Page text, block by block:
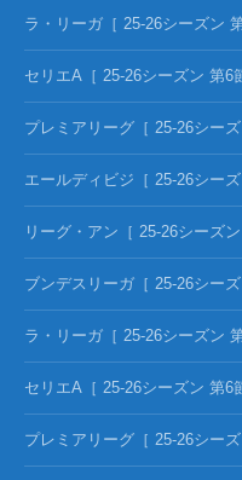
ラ・リーガ［ 25-26シーズン
セリエA［ 25-26シーズン 第
プレミアリーグ［ 25-26シー
エールディビジ［ 25-26シー
リーグ・アン［ 25-26シーズ
ブンデスリーガ［ 25-26シー
ラ・リーガ［ 25-26シーズン
セリエA［ 25-26シーズン 第
プレミアリーグ［ 25-26シー